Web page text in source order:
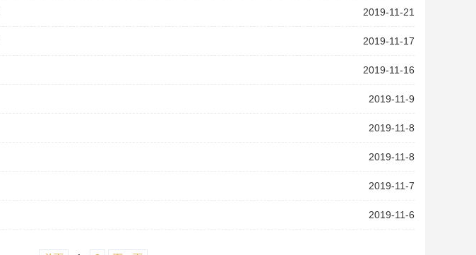
2019-11-21
2019-11-17
2019-11-16
2019-11-9
2019-11-8
2019-11-8
2019-11-7
2019-11-6